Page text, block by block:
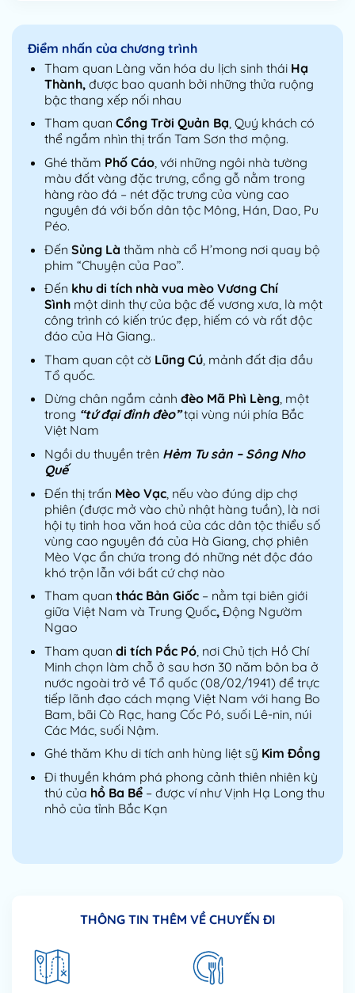
Điểm nhấn của chương trình
Tham quan Làng văn hóa du lịch sinh thái Hạ
Thành, được bao quanh bởi những thửa ruộng
bậc thang xếp nối nhau
Tham quan Cổng Trời Quản Bạ, Quý khách có
thể ngắm nhìn thị trấn Tam Sơn thơ mộng.
Ghé thăm Phố Cáo, với những ngôi nhà tường
màu đất vàng đặc trưng, cổng gỗ nằm trong
hàng rào đá – nét đặc trưng của vùng cao
nguyên đá với bốn dân tộc Mông, Hán, Dao, Pu
Péo.
Đến Sủng Là thăm nhà cổ H’mong nơi quay bộ
phim “Chuyện của Pao”.
Đến khu di tích nhà vua mèo Vương Chí
Sìnhmột dinh thự của bậc đế vương xưa, là một
công trình có kiến trúc đẹp, hiếm có và rất độc
đáo của Hà Giang..
Tham quan cột cờ Lũng Cú, mảnh đất địa đầu
Tổ quốc.
Dừng chân ngắm cảnh đèo Mã Phì Lèng, một
trong “tứ đại đỉnh đèo”tại vùng núi phía Bắc
Việt Nam
Ngồi du thuyền trên Hẻm Tu sản – Sông Nho
Quế
Đến thị trấn Mèo Vạc, nếu vào đúng dịp chợ
phiên (được mở vào chủ nhật hàng tuần), là nơi
hội tụ tinh hoa văn hoá của các dân tộc thiểu số
vùng cao nguyên đá của Hà Giang, chợ phiên
Mèo Vạc ẩn chứa trong đó những nét độc đáo
khó trộn lẫn với bất cứ chợ nào
Tham quan thác Bản Giốc– nằm tại biên giới
giữa Việt Nam và Trung Quốc, Động Ngườm
Ngao
Tham quan di tích Pắc Pó, nơi Chủ tịch Hồ Chí
Minh chọn làm chỗ ở sau hơn 30 năm bôn ba ở
nước ngoài trở về Tổ quốc (08/02/1941) để trực
tiếp lãnh đạo cách mạng Việt Nam với hang Bo
Bam, bãi Cò Rạc, hang Cốc Pó, suối Lê-nin, núi
Các Mác, suối Nậm.
Ghé thăm Khu di tích anh hùng liệt sỹ Kim Đồng
Đi thuyền khám phá phong cảnh thiên nhiên kỳ
thú của hồ Ba Bể– được ví như Vịnh Hạ Long thu
nhỏ của tỉnh Bắc Kạn
THÔNG TIN THÊM VỀ CHUYẾN ĐI